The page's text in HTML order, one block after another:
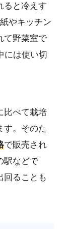
ると冷えす
やキッチン
て野菜室で
には使い切
比べて栽培
す。そのた
で販売され
駅などで
回ることも